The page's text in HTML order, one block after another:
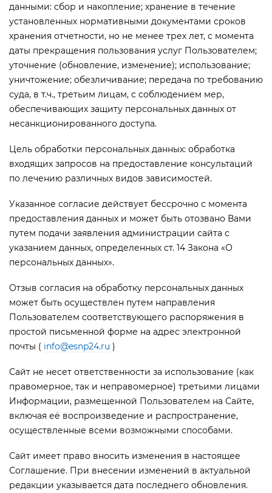
данными: сбор и накопление; хранение в течение
установленных нормативными документами сроков
хранения отчетности, но не менее трех лет, с момента
даты прекращения пользования услуг Пользователем;
уточнение (обновление, изменение); использование;
уничтожение; обезличивание; передача по требованию
суда, в т.ч., третьим лицам, с соблюдением мер,
обеспечивающих защиту персональных данных от
несанкционированного доступа.
Цель обработки персональных данных: обработка
входящих запросов на предоставление консультаций
по лечению различных видов зависимостей.
Указанное согласие действует бессрочно с момента
предоставления данных и может быть отозвано Вами
путем подачи заявления администрации сайта с
указанием данных, определенных ст. 14 Закона «О
персональных данных».
Отзыв согласия на обработку персональных данных
может быть осуществлен путем направления
Пользователем соответствующего распоряжения в
простой письменной форме на адрес электронной
почты ( info@esnp24.ru )
Сайт не несет ответственности за использование (как
правомерное, так и неправомерное) третьими лицами
Информации, размещенной Пользователем на Сайте,
включая её воспроизведение и распространение,
осуществленные всеми возможными способами.
Сайт имеет право вносить изменения в настоящее
Соглашение. При внесении изменений в актуальной
редакции указывается дата последнего обновления.